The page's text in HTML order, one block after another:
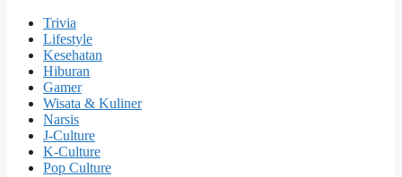
Trivia
Lifestyle
Kesehatan
Hiburan
Gamer
Wisata & Kuliner
Narsis
J-Culture
K-Culture
Pop Culture